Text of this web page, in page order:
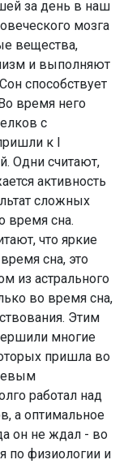
за день в наш
мозга
вещества,
и выполняют
способствует
время него
с
к I
Одни считают,
активность
сложных
время сна.
что яркие
сна, это
из астрального
во время сна,
Этим
многие
пришла во
работал над
а оптимальное
он не ждал - во
по физиологии и